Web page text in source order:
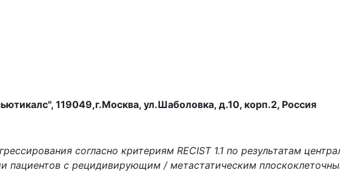
119049,г.Москва, ул.Шаболовка, д.10, корп.2, Россия
согласно критериям RECIST 1.1 по результатам
пациентов с рецидивирующим / метастатическим